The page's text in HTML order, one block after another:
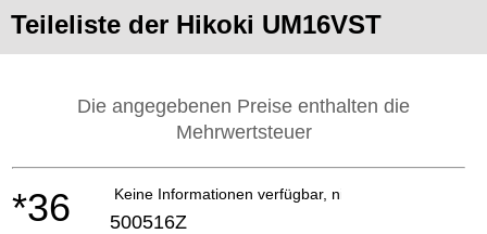
Teileliste der Hikoki UM16VST
Die angegebenen Preise enthalten die
Mehrwertsteuer
Keine Informationen verfügbar, nicht bestellbar
*36 500516Z